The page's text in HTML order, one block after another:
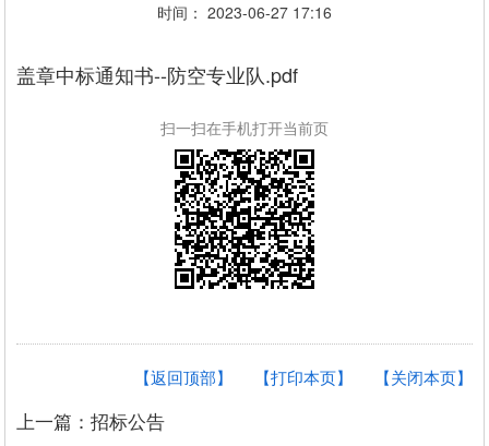
时间： 2023-06-27 17:16
盖章中标通知书--防空专业队.pdf
扫一扫在手机打开当前页
【关闭本页】
【打印本页】
【返回顶部】
上一篇：招标公告